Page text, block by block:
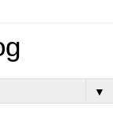
▼